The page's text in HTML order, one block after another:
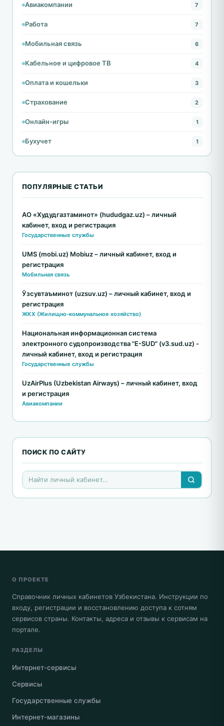
Авиакомпании 7
Работа 7
Мобильная связь 6
Кабельное и цифровое ТВ 4
Оплата и кошельки 3
Страхование 2
Онлайн-игры 1
Бухучет 1
ПОПУЛЯРНЫЕ СТАТЬИ
АО «Худудгазтаминот» (hududgaz.uz) – личный
кабинет, вход и регистрация
Государственные службы
UMS (mobi.uz) Mobiuz – личный кабинет, вход и
регистрация
Мобильная связь
Ўзсувтаъминот (uzsuv.uz) – личный кабинет, вход и
регистрация
ЖКХ (Жилищно-коммунальное хозяйство)
Национальная информационная система
электронного судопроизводства "E-SUD" (v3.sud.uz) -
личный кабинет, вход и регистрация
Государственные службы
UzAirPlus (Uzbekistan Airways) – личный кабинет, вход
и регистрация
Авиакомпании
ПОИСК ПО САЙТУ
О ПРОЕКТЕ
Справочник личных кабинетов Узбекистана. Инструкции по
входу, регистрации и восстановлению доступа к сотням
сервисов страны. Контакты, адреса и отзывы к сервисам на
портале.
РАЗДЕЛЫ
Интернет-сервисы
Сервисы
Государственные службы
Интернет-магазины